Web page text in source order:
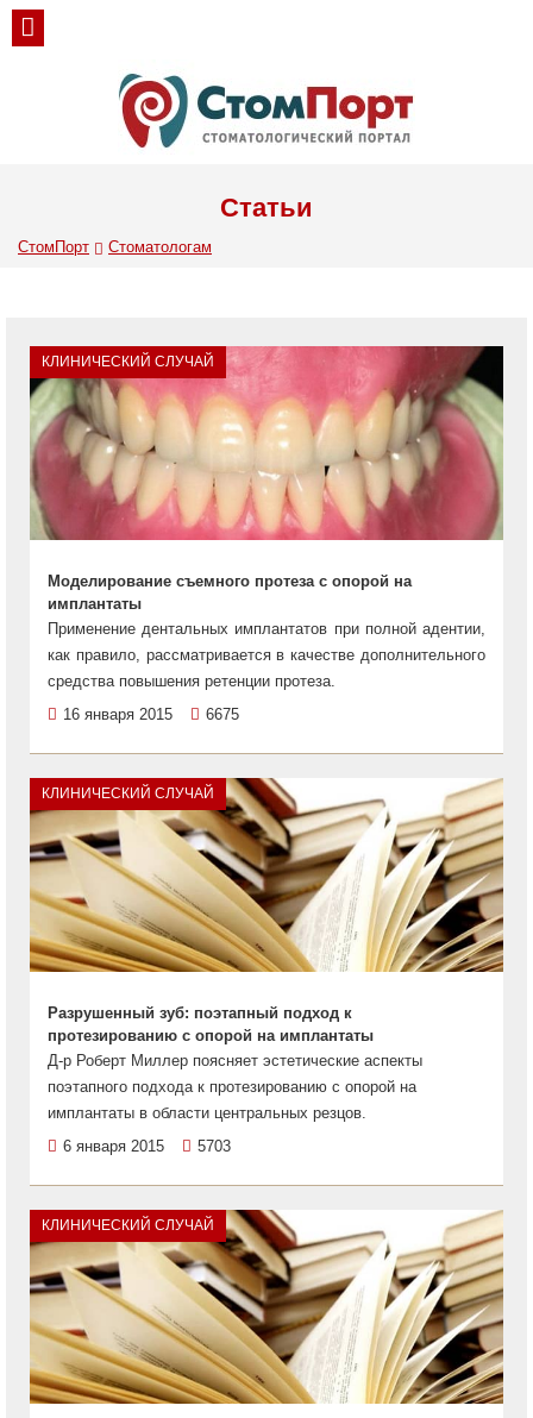
Статьи
СтомПорт Стоматологам
КЛИНИЧЕСКИЙ СЛУЧАЙ
Моделирование съемного протеза с опорой на
имплантаты
Применение дентальных имплантатов при полной адентии,
как правило, рассматривается в качестве дополнительного
средства повышения ретенции протеза.
16 января 2015
6675
КЛИНИЧЕСКИЙ СЛУЧАЙ
Разрушенный зуб: поэтапный подход к
протезированию с опорой на имплантаты
Д-р Роберт Миллер поясняет эстетические аспекты
поэтапного подхода к протезированию с опорой на
имплантаты в области центральных резцов.
6 января 2015
5703
КЛИНИЧЕСКИЙ СЛУЧАЙ